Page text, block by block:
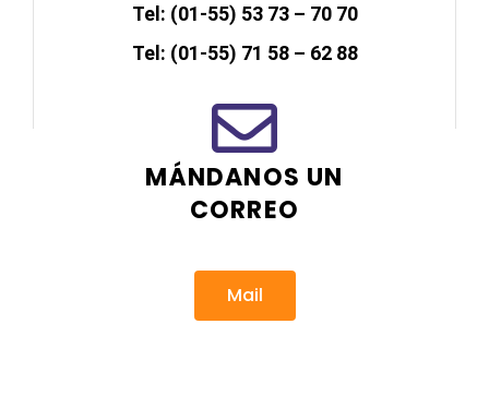
Tel: (01-55) 53 73 – 70 70
Tel: (01-55) 71 58 – 62 88
MÁNDANOS UN
CORREO
Mail